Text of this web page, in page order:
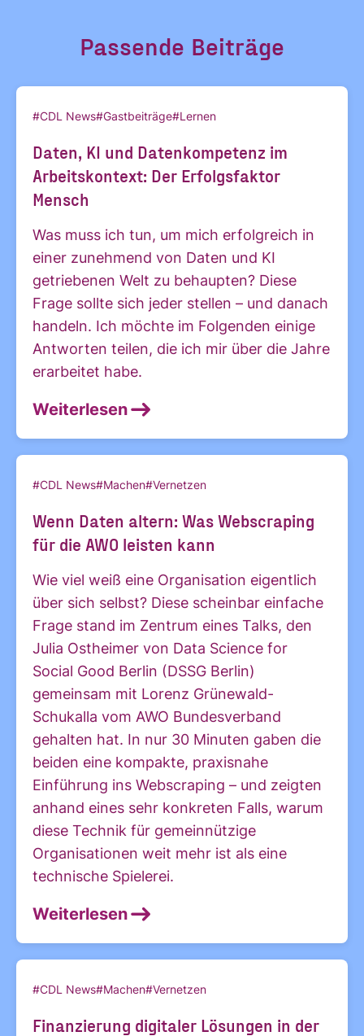
Passende Beiträge
#CDL News#Gastbeiträge#Lernen
Daten, KI und Datenkompetenz im
Arbeitskontext: Der Erfolgsfaktor
Mensch
Was muss ich tun, um mich erfolgreich in
einer zunehmend von Daten und KI
getriebenen Welt zu behaupten? Diese
Frage sollte sich jeder stellen – und danach
handeln. Ich möchte im Folgenden einige
Antworten teilen, die ich mir über die Jahre
erarbeitet habe.
Weiterlesen
#CDL News#Machen#Vernetzen
Wenn Daten altern: Was Webscraping
für die AWO leisten kann
Wie viel weiß eine Organisation eigentlich
über sich selbst? Diese scheinbar einfache
Frage stand im Zentrum eines Talks, den
Julia Ostheimer von Data Science for
Social Good Berlin (DSSG Berlin)
gemeinsam mit Lorenz Grünewald-
Schukalla vom AWO Bundesverband
gehalten hat. In nur 30 Minuten gaben die
beiden eine kompakte, praxisnahe
Einführung ins Webscraping – und zeigten
anhand eines sehr konkreten Falls, warum
diese Technik für gemeinnützige
Organisationen weit mehr ist als eine
technische Spielerei.
Weiterlesen
#CDL News#Machen#Vernetzen
Finanzierung digitaler Lösungen in der